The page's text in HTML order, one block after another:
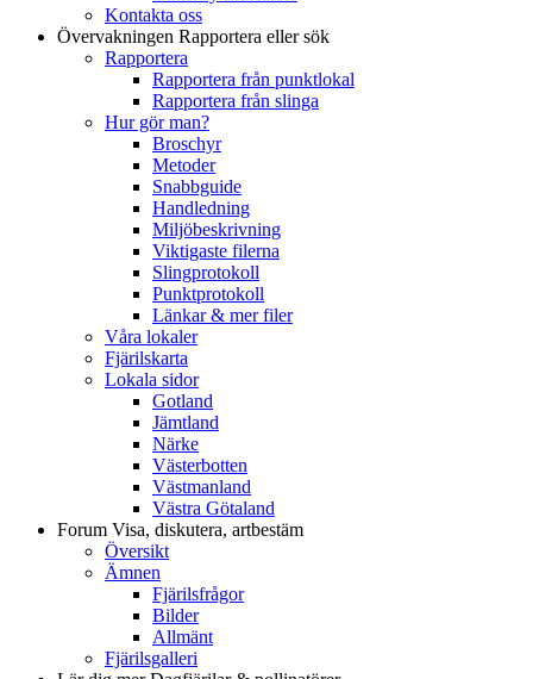
Kontakta oss
Övervakningen Rapportera eller sök
Rapportera
Rapportera från punktlokal
Rapportera från slinga
Hur gör man?
Broschyr
Metoder
Snabbguide
Handledning
Miljöbeskrivning
Viktigaste filerna
Slingprotokoll
Punktprotokoll
Länkar & mer filer
Våra lokaler
Fjärilskarta
Lokala sidor
Gotland
Jämtland
Närke
Västerbotten
Västmanland
Västra Götaland
Forum Visa, diskutera, artbestäm
Översikt
Ämnen
Fjärilsfrågor
Bilder
Allmänt
Fjärilsgalleri